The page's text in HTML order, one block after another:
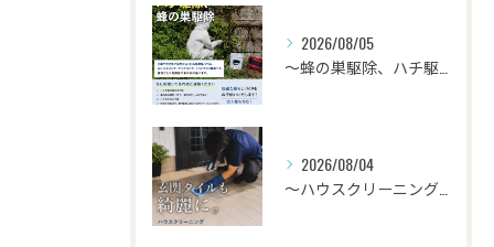
2026/08/05
2026/08/04